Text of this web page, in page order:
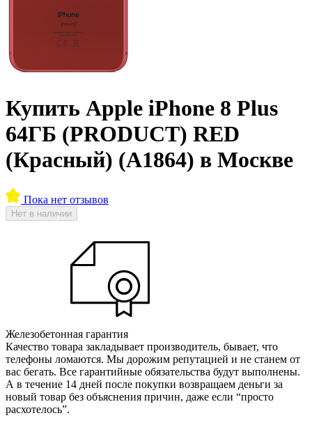
Купить Apple iPhone 8 Plus
64ГБ (PRODUCT) RED
(Красный) (A1864) в Москве
Пока нет отзывов
Нет в наличии
Железобетонная гарантия
Качество товара закладывает производитель, бывает, что
телефоны ломаются. Мы дорожим репутацией и не станем от
вас бегать. Все гарантийные обязательства будут выполнены.
А в течение 14 дней после покупки возвращаем деньги за
новый товар без объяснения причин, даже если “просто
расхотелось”.